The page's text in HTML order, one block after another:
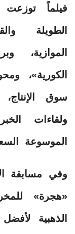
فيلماً توزعت
الطويلة
الموازية،
الكورية»،
سوق
ولقاءات
الموسوعة
وفي مسابقة
«هجرة»
الذهبية